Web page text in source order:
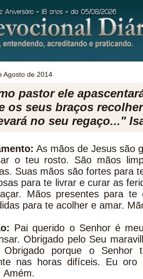
Agosto de 2014
pastor ele
os seus braços
no seu regaço..."
As mãos de Jesus são
o teu rosto. São mãos
Suas mãos são fortes para
para te livrar e curar as
Mãos presentes para te
para te acolher e amar.
Pai querido o Senhor é
Obrigado pelo Seu
Obrigado porque o Senhor
nas horas difíceis. Eu
Amém.